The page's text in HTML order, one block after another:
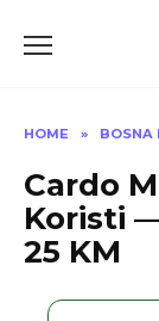
HOME » BOSNA
Cardo
Koristi
25 KM